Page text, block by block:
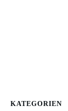
KATEGORIEN